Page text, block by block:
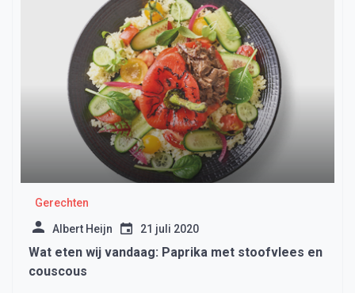
Gerechten
Albert Heijn 21 juli 2020
Wat eten wij vandaag: Paprika met stoofvlees en
couscous